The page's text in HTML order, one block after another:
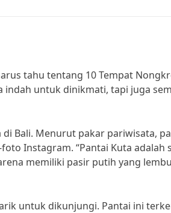
tahu tentang 10 Tempat
indah untuk dinikmati, tapi juga
Bali. Menurut pakar pariwisata,
Instagram. “Pantai Kuta adalah
memiliki pasir putih yang
untuk dikunjungi. Pantai ini